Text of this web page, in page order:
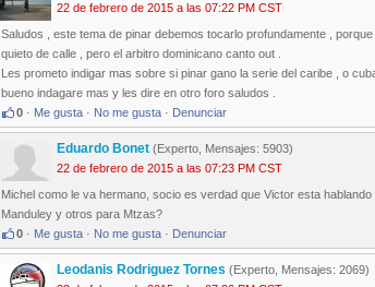
22 de febrero de 2015 a las 07:22 PM CST
Saludos , este tema de pinar debemos tocarlo profundamente ,
quieto de calle , pero el arbitro dominicano canto out .
Les prometo indigar mas sobre si pinar gano la serie del caribe , o
bueno indagare mas y les dire en otro foro saludos .
0 · Me gusta · No me gusta · Denunciar
Eduardo Bonet (Experto, Mensajes: 5903)
22 de febrero de 2015 a las 07:23 PM CST
Michel como le va hermano, socio es verdad que Victor esta
Manduley y otros para Mtzas?
0 · Me gusta · No me gusta · Denunciar
Leodanis Rodriguez Tornes (Experto, Mensajes: 2069)